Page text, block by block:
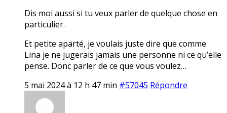
Dis moi aussi si tu veux parler de quelque chose en
particulier.
Et petite aparté, je voulais juste dire que comme
Lina je ne jugerais jamais une personne ni ce qu’elle
pense. Donc parler de ce que vous voulez…
5 mai 2024 à 12 h 47 min #57045 Répondre